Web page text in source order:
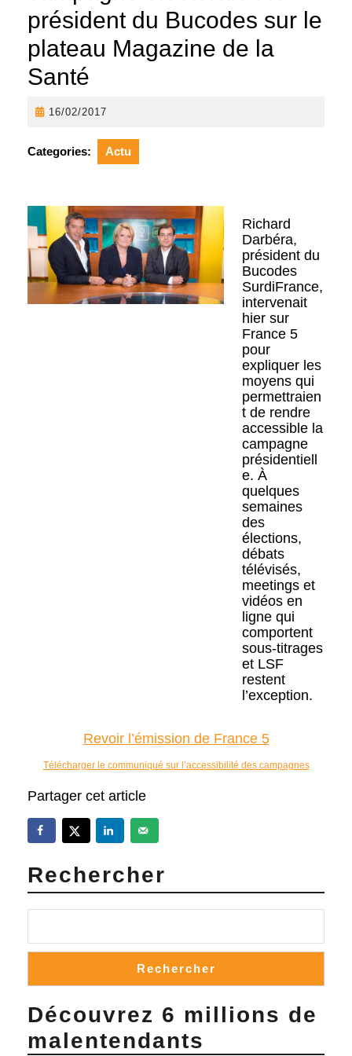
président du Bucodes sur le
plateau Magazine de la
Santé
16/02/2017
Categories: Actu
Richard
Darbéra,
président du
Bucodes
SurdiFrance,
intervenait
hier sur
France 5
pour
expliquer les
moyens qui
permettraien
t de rendre
accessible la
campagne
présidentiell
e. À
quelques
semaines
des
élections,
débats
télévisés,
meetings et
vidéos en
ligne qui
comportent
sous-titrages
et LSF
restent
l’exception.
Revoir l’émission de France 5
Télécharger le communiqué sur l’accessibilité des campagnes
Partager cet article
Rechercher
Rechercher
Découvrez 6 millions de
malentendants